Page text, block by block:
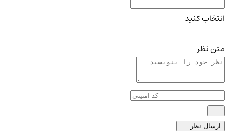
انتخاب کنید
متن نظر
ارسال نظر